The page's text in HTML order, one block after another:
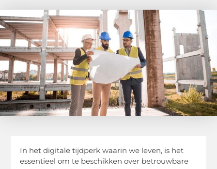
In het digitale tijdperk waarin we leven, is het
essentieel om te beschikken over betrouwbare